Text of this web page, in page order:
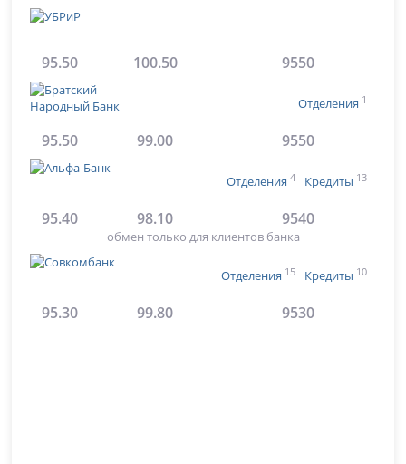
95.50 100.50 9550
Отделения 1
95.50 99.00 9550
Отделения 4 Кредиты 13
95.40 98.10 9540
обмен только для клиентов банка
Отделения 15 Кредиты 10
95.30 99.80 9530